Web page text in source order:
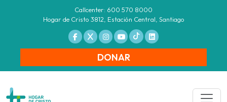
Callcenter: 600 570 8000
Hogar de Cristo 3812, Estación Central, Santiago
DONAR